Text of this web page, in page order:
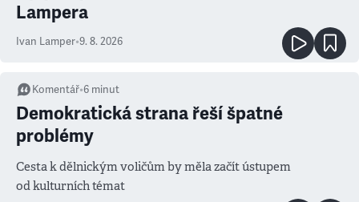
Lampera
Ivan Lamper•9. 8. 2026
Komentář•6 minut
Demokratická strana řeší špatné
problémy
Cesta k dělnickým voličům by měla začít ústupem
od kulturních témat